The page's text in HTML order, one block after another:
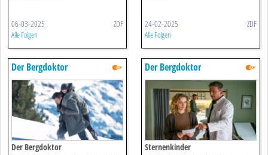
06-03-2025 ZDF
Alle Folgen
24-02-2025 ZDF
Alle Folgen
Der Bergdoktor
Der Bergdoktor
Der Bergdoktor
Sternenkinder